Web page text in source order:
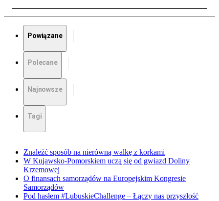
Powiązane
Polecane
Najnowsze
Tagi
Znaleźć sposób na nierówną walkę z korkami
W Kujawsko-Pomorskiem uczą się od gwiazd Doliny
Krzemowej
O finansach samorządów na Europejskim Kongresie
Samorządów
Pod hasłem #LubuskieChallenge – Łączy nas przyszłość